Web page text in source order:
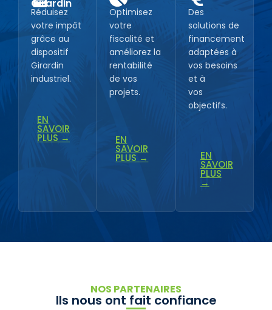
Girardin
Réduisez
votre impôt
grâce au
dispositif
Girardin
industriel.
EN
SAVOIR
PLUS →
Optimisez
votre
fiscalité et
améliorez la
rentabilité
de vos
projets.
EN
SAVOIR
PLUS →
Des
solutions de
financement
adaptées à
vos besoins
et à
vos
objectifs.
EN
SAVOIR
PLUS
→
NOS PARTENAIRES
Ils nous ont fait confiance